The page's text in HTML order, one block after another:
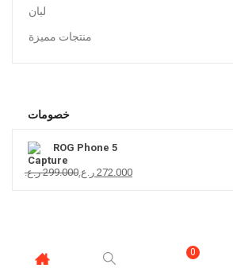
لبان
منتجات مميزة
خصومات
ROG Phone 5
299.000 ر.ع. 272.000 ر.ع.
0